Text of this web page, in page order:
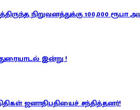
நிறுவனத்துக்கு 100,000 ரூபா
இன்று !
ஜனாதிபதியைச் சந்தித்தனர்!